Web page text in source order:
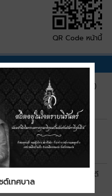
QR Code หน้านี้
ย ฉบับที่ 5 (พ.ศ. 2569–2573)
าปราชญ์เกษตรของแผ่นดิน
กวดอาสาสมัครท้องถิ่นรักษ์โลก ดี
.ศ. 2569
ต์เทศบาล